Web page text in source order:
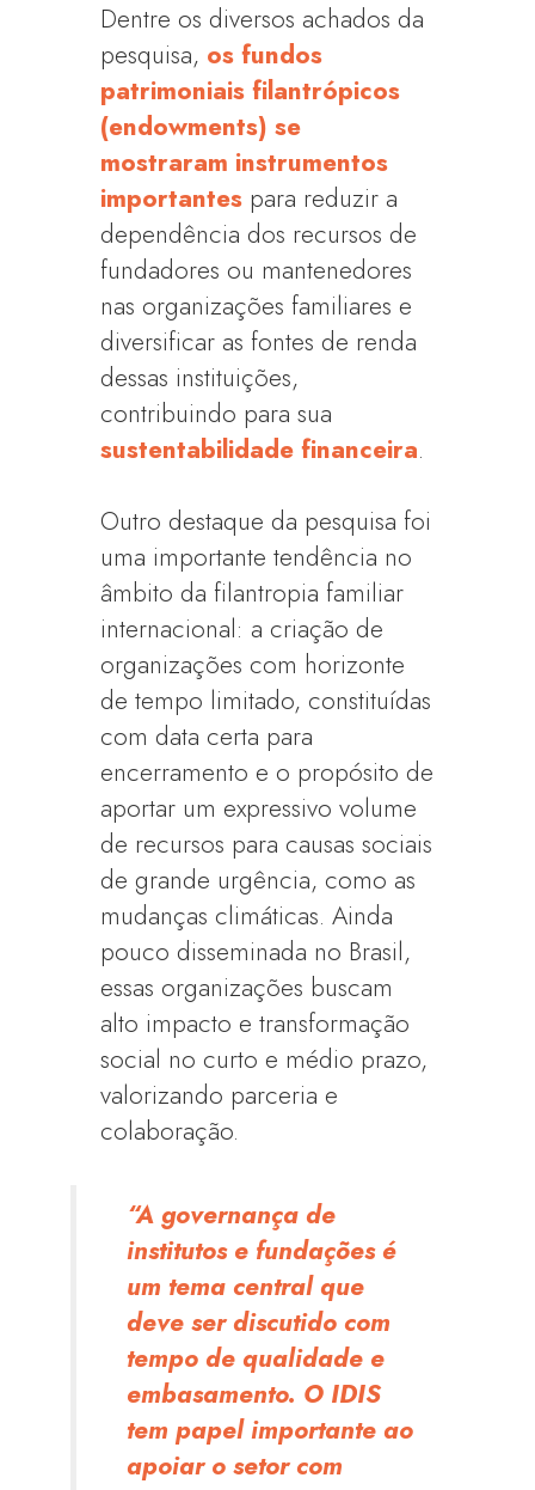
Dentre os diversos achados da
pesquisa, os fundos
patrimoniais filantrópicos
(endowments) se
mostraram instrumentos
importantes para reduzir a
dependência dos recursos de
fundadores ou mantenedores
nas organizações familiares e
diversificar as fontes de renda
dessas instituições,
contribuindo para sua
sustentabilidade financeira.
Outro destaque da pesquisa foi
uma importante tendência no
âmbito da filantropia familiar
internacional: a criação de
organizações com horizonte
de tempo limitado, constituídas
com data certa para
encerramento e o propósito de
aportar um expressivo volume
de recursos para causas sociais
de grande urgência, como as
mudanças climáticas. Ainda
pouco disseminada no Brasil,
essas organizações buscam
alto impacto e transformação
social no curto e médio prazo,
valorizando parceria e
colaboração.
“A governança de
institutos e fundações é
um tema central que
deve ser discutido com
tempo de qualidade e
embasamento. O IDIS
tem papel importante ao
apoiar o setor com